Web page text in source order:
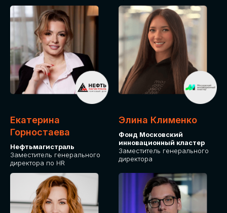
Екатерина
Горностаева
Нефтьмагистраль
Заместитель генерального
директора по HR
Элина Клименко
Фонд Московский
инновационный кластер
Заместитель генерального
директора
Приглашаем стать партнером GLOBAL
TECH FORUM и презентовать ваши
решения целевой аудитории. Будем
рады сотрудничеству!
СТАНЬТЕ
ЭКСПОНЕНТОМ
ПОДАТЬ ЗАЯВКУ
IT Solutions for Business